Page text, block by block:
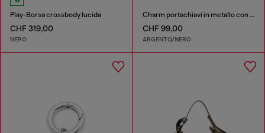
Play-Borsa crossbody lucida
CHF 319,00
NERO
Charm portachiavi in metallo con ciondoli a cuore e borsa
CHF 99,00
ARGENTO/NERO